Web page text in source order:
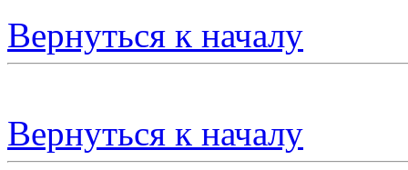
Вернуться к началу
Вернуться к началу